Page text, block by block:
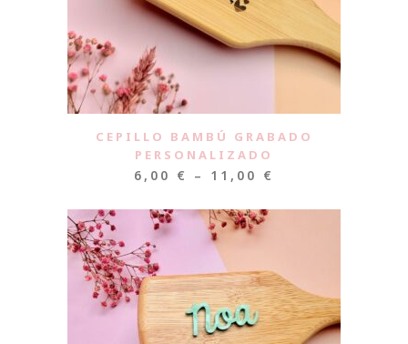
CEPILLO BAMBÚ GRABADO
PERSONALIZADO
6,00 € – 11,00 €